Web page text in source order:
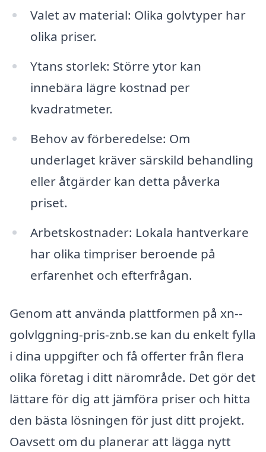
Valet av material: Olika golvtyper har
olika priser.
Ytans storlek: Större ytor kan
innebära lägre kostnad per
kvadratmeter.
Behov av förberedelse: Om
underlaget kräver särskild behandling
eller åtgärder kan detta påverka
priset.
Arbetskostnader: Lokala hantverkare
har olika timpriser beroende på
erfarenhet och efterfrågan.
Genom att använda plattformen på xn--
golvlggning-pris-znb.se kan du enkelt fylla
i dina uppgifter och få offerter från flera
olika företag i ditt närområde. Det gör det
lättare för dig att jämföra priser och hitta
den bästa lösningen för just ditt projekt.
Oavsett om du planerar att lägga nytt